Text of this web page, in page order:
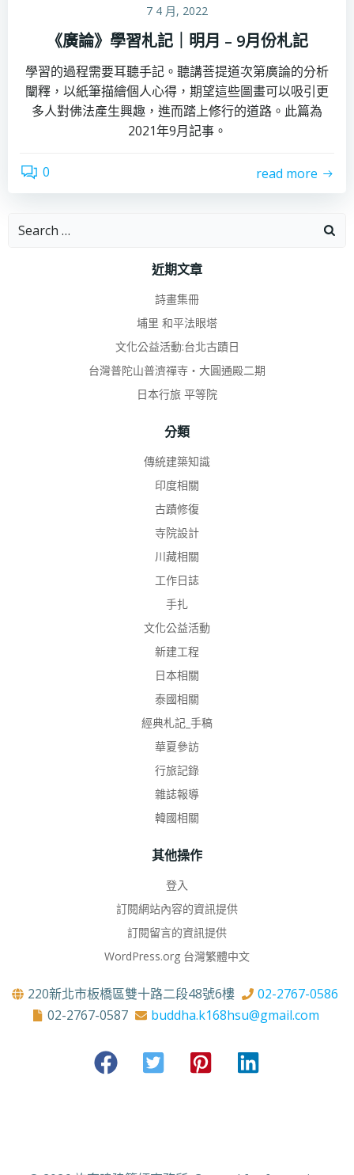
7 4 月, 2022
《廣論》學習札記｜明月 – 9月份札記
學習的過程需要耳聽手記。聽講菩提道次第廣論的分析
闡釋，以紙筆描繪個人心得，期望這些圖畫可以吸引更
多人對佛法產生興趣，進而踏上修行的道路。此篇為
2021年9月記事。
0 read more
Search
近期文章
詩畫集冊
埔里 和平法眼塔
文化公益活動:台北古蹟日
台灣普陀山普濟禪寺‧大圓通殿二期
日本行旅 平等院
分類
傳統建築知識
印度相關
古蹟修復
寺院設計
川藏相關
工作日誌
手扎
文化公益活動
新建工程
日本相關
泰國相關
經典札記_手稿
華夏參訪
行旅記錄
雜誌報導
韓國相關
其他操作
登入
訂閱網站內容的資訊提供
訂閱留言的資訊提供
WordPress.org 台灣繁體中文
220新北市板橋區雙十路二段48號6樓
02-2767-0586
02-2767-0587
buddha.k168hsu@gmail.com